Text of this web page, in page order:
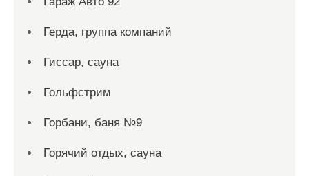
Герда, группа компаний
Гиссар, сауна
Гольфстрим
Горбани, баня №9
Горячий отдых, сауна